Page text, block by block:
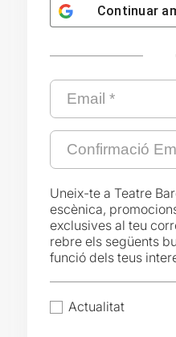
Continuar
Uneix-te a Teatre
escènica,
exclusives al teu
rebre els següents
funció dels teus
Actualitat